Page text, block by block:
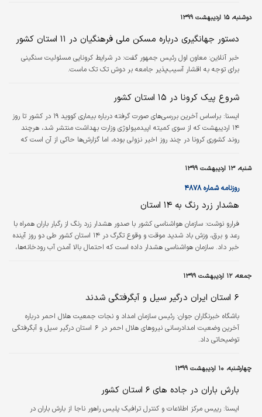
دوشنبه، ۱۵ اردیبهشت ۱۳۹۹
دستور جهانگیری درباره مسکن ملی فرهنگیان در ۱۱ استان کشور
خبر آنلاین: معاون اول رئیس جمهور گفت: در شرایط کرونایی مسئولیت سنگینی
برای توجه به اقشار آسیب‌پذیر جامعه بر دوش تک تک ماست.
شروع پیک کرونا در ۱۵ استان کشور
ايسنا:
براساس آخرین بررسی‌های صورت گرفته درباره بیماری کووید ۱۹ در کشور تا روز
۱۴ اردیبهشت که از سوی کمیته اپیدمیولوژی وزارت بهداشت منتشر شد، هرچند
روند کشوری کرونا در چند روز اخیر نزولی بوده، اما گزارش‌ها حاکی از آن است که
شنبه، ۱۳ اردیبهشت ۱۳۹۹
روزنامه شماره ۴۸۷۸
هشدار زرد رنگ به ۱۴ استان
فرارو نوشت: سازمان هواشناسی کشور با صدور هشدار زرد رنگ از رگبار باران همراه با
رعد و برق، وزش باد شدید موقت و وقوع تگرگ در ۱۴ استان کشور طی دو روز آینده
خبر داد. سازمان هواشناسی هشدار داده است که احتمال بالا آمدن آب رودخانه‌ها،
جمعه، ۱۲ اردیبهشت ۱۳۹۹
٦ استان ایران درگیر سیل و آبگرفتگی شدند
باشگاه خبرنگاران جوان: رئیس سازمان امداد و نجات جمعیت هلال احمر درباره
آخرین وضعیت امدادرسانی نیروهای هلال احمر در ٦ استان درگیر سیل و آبگرفتگی
توضیحاتی داد.
چهارشنبه، ۱۰ اردیبهشت ۱۳۹۹
بارش باران در جاده‌ های ۶ استان کشور
ايسنا: رییس مرکز اطلاعات و کنترل ترافیک پلیس راهور ناجا از بارش باران در